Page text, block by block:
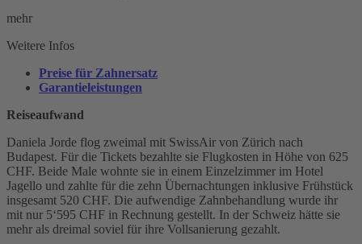
mehr
Weitere Infos
Preise für Zahnersatz
Garantieleistungen
Reiseaufwand
Daniela Jorde flog zweimal mit SwissAir von Zürich nach
Budapest. Für die Tickets bezahlte sie Flugkosten in Höhe von 625
CHF. Beide Male wohnte sie in einem Einzelzimmer im Hotel
Jagello und zahlte für die zehn Übernachtungen inklusive Frühstück
insgesamt 520 CHF. Die aufwendige Zahnbehandlung wurde ihr
mit nur 5‘595 CHF in Rechnung gestellt. In der Schweiz hätte sie
mehr als dreimal soviel für ihre Vollsanierung gezahlt.